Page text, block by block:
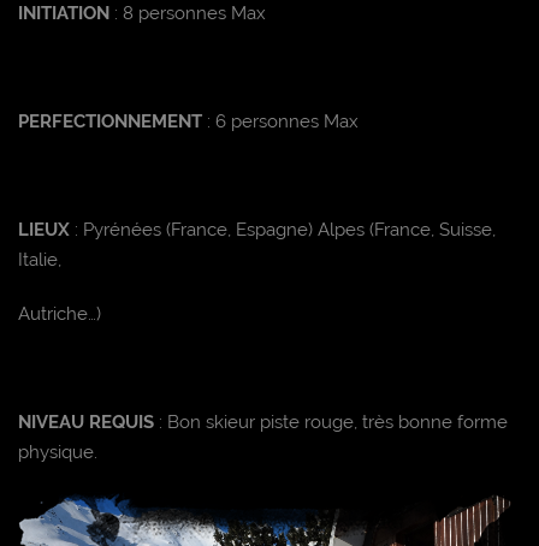
INITIATION : 8 personnes Max
PERFECTIONNEMENT : 6 personnes Max
LIEUX : Pyrénées (France, Espagne) Alpes (France, Suisse,
Italie,
Autriche…)
NIVEAU REQUIS : Bon skieur piste rouge, très bonne forme
physique.